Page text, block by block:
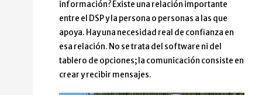
información? Existe una relación importante
entre el DSP y la persona o personas a las que
apoya. Hay una necesidad real de confianza en
esa relación. No se trata del software ni del
tablero de opciones; la comunicación consiste en
crear y recibir mensajes.